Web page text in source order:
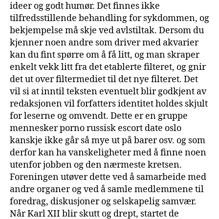
ideer og godt humør. Det finnes ikke
tilfredsstillende behandling for sykdommen, og
bekjempelse må skje ved avlstiltak. Dersom du
kjenner noen andre som driver med akvarier
kan du fint spørre om å få litt, og man skraper
enkelt vekk litt fra det etablerte filteret, og gnir
det ut over filtermediet til det nye filteret. Det
vil si at inntil teksten eventuelt blir godkjent av
redaksjonen vil forfatters identitet holdes skjult
for leserne og omvendt. Dette er en gruppe
mennesker porno russisk escort date oslo
kanskje ikke går så mye ut på barer osv. og som
derfor kan ha vanskeligheter med å finne noen
utenfor jobben og den nærmeste kretsen.
Foreningen utøver dette ved å samarbeide med
andre organer og ved å samle medlemmene til
foredrag, diskusjoner og selskapelig samvær.
Når Karl XII blir skutt og drept, startet de